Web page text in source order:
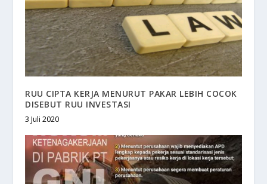
RUU CIPTA KERJA MENURUT PAKAR LEBIH COCOK
DISEBUT RUU INVESTASI
3 Juli 2020